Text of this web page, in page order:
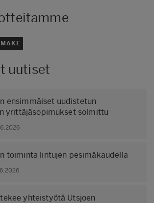
uutiset
ensimmäiset uudistetun
yrittäjäsopimukset solmittu
toiminta lintujen pesimäkaudella
yhteistyötä Utsjoen